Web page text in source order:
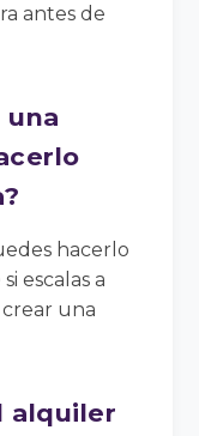
antes de
una
hacerlo
escalas a
una
alquiler